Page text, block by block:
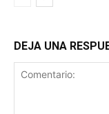
DEJA UNA